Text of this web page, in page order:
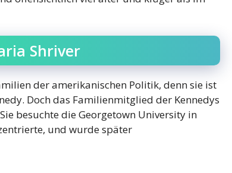
Shriver
der amerikanischen Politik, denn sie ist
Doch das Familienmitglied der Kennedys
besuchte die Georgetown University in
und wurde später